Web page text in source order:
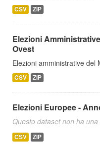
CSV ZIP
Elezioni
Ovest
Elezioni amministrative del
CSV ZIP
Elezioni Europee -
Questo dataset non ha
CSV ZIP